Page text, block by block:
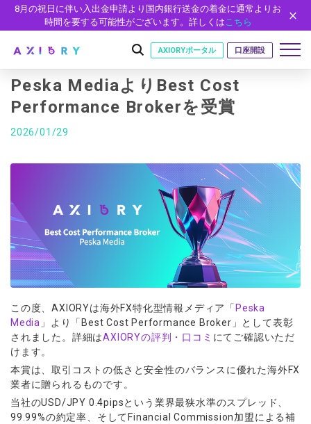
8月の祝日に伴い入出金申請より国内銀行送金の着金に通常よりお
時間を要する可能性がございます。詳しくはこちら
はじめに
FX（通貨ペア）
現物株式
ETF
株式CFD
株価指数CFD
エネルギーCFD
貴金属CFD
ソフトコモディティCFD
バトルCFD
スプレッド・手数料
ゼロカットとロスカット
スワップとロールオーバー
入出金方法
レバレッジ
NEW
約定率
取引時間
取引計算シミュレーター
注文執行ポリシー
経済指標・予測カレンダー
休眠口座と凍結口座
口座の種類
口座タイプ
法人のお客様
ゼロ口座
NEW
ウォレット口座
口座開設
口座開設フォーム
必要書類
開設方法
プラットフォーム
プラットフォーム
MT5
MT4
cTrader
AXIORYアプリ
AXIORYポータル
ツール
MT4/MT5 ヒストリカルデータ
EA(エキスパートアドバイザー)
カスタムインジケーター
日本時間表示インジケータ
ストライク インジケータ
MQLシグナル
通貨インデックス
パートナー
パートナーシップ・プログラム
イントロデュース・パートナープログラム（IP）
特別・VIPプログラム
NEW
ニュース
お知らせ
マーケットニュース
コーポレートニュース
キャンペーン
トレードガイド
NEW
企業情報
会社概要
役員紹介
お問合せ
よくあるご質問
日本語
English
Русский
口座開設する
デモ口座を開設する
AXIORYポータル 口座開設
Peska MediaよりBest Cost
Performance Brokerを受賞
2026/01/29
この度、AXIORYは海外FX特化型情報メディア「 Peska
Media 」より「Best Cost Performance Broker」として表彰
されました。詳細はAXIORYの評判・口コミ にてご確認いただ
けます。
本賞は、取引コストの低さと安全性のバランスに優れた海外FX
業者に贈られるものです。
当社のUSD/JPY 0.4pipsという業界最狭水準のスプレッド、
99.99%の約定率、そしてFinancial Commission加盟による補